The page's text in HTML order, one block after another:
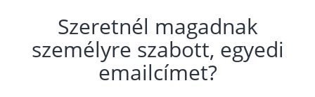
Szeretnél magadnak
személyre szabott, egyedi
emailcímet?